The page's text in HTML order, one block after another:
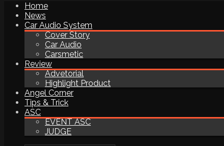
Home
News
Car Audio System
Cover Story
Car Audio
Carsmetic
Review
Advetorial
Highlight Product
Angel Corner
Tips & Trick
ASC
EVENT ASC
JUDGE